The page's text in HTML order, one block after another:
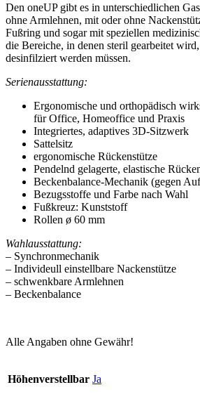
Den oneUP gibt es in unterschiedlichen
ohne Armlehnen, mit oder ohne
Fußring und sogar mit speziellen
die Bereiche, in denen steril gearbeitet
desinfilziert werden müssen.
Serienausstattung:
Ergonomische und orthopädisch
für Office, Homeoffice und Praxis
Integriertes, adaptives 3D-Sitzwerk
Sattelsitz
ergonomische Rückenstütze
Pendelnd gelagerte, elastische
Beckenbalance-Mechanik (gegen
Bezugsstoffe und Farbe nach Wahl
Fußkreuz: Kunststoff
Rollen ø 60 mm
Wahlausstattung:
– Synchronmechanik
– Individeull einstellbare Nackenstütze
– schwenkbare Armlehnen
– Beckenbalance
Alle Angaben ohne Gewähr!
Höhenverstellbar Ja